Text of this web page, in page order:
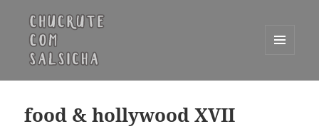
WIDGETS
food & hollywood XVII